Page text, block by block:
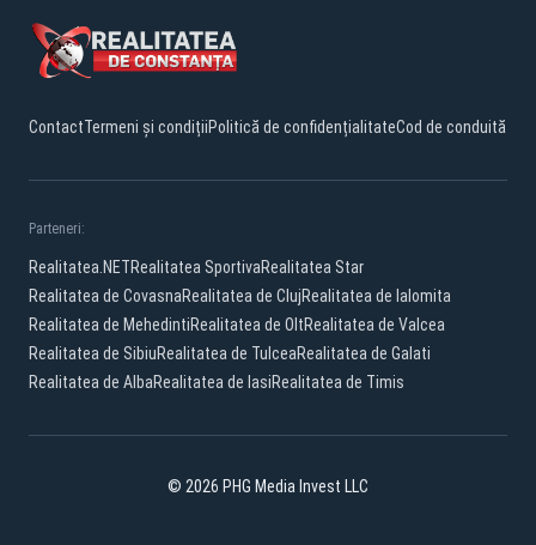
ContactTermeni și condițiiPolitică de confidențialitateCod de conduită
Parteneri:
Realitatea.NETRealitatea SportivaRealitatea Star
Realitatea de CovasnaRealitatea de ClujRealitatea de Ialomita
Realitatea de MehedintiRealitatea de OltRealitatea de Valcea
Realitatea de SibiuRealitatea de TulceaRealitatea de Galati
Realitatea de AlbaRealitatea de IasiRealitatea de Timis
© 2026 PHG Media Invest LLC